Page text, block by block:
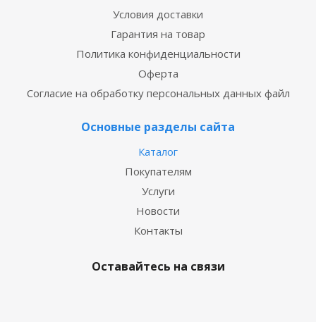
Условия доставки
Гарантия на товар
Политика конфиденциальности
Оферта
Согласие на обработку персональных данных файл
Основные разделы сайта
Каталог
Покупателям
Услуги
Новости
Контакты
Оставайтесь на связи